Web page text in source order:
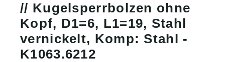
Kugelsperrbolzen ohne
Kopf, D1=6, L1=19, Stahl
vernickelt, Komp: Stahl -
K1063.6212